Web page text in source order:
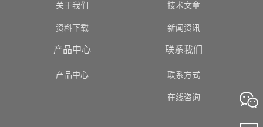
关于我们
资料下载
技术文章
新闻资讯
产品中心
产品中心
联系我们
联系方式
在线咨询